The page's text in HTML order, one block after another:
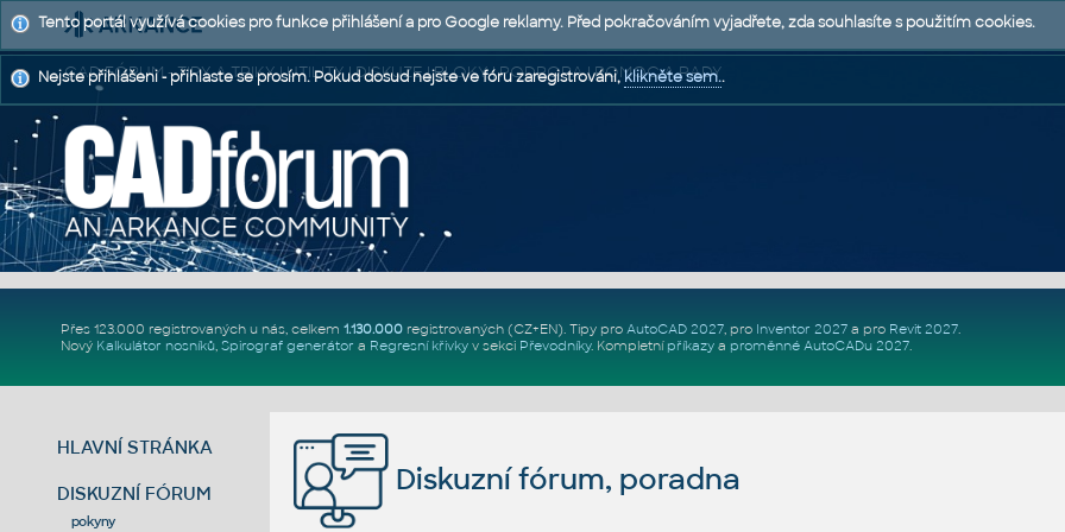
CAD FÓRUM - TIPY A TRIKY | UTILITY | DISKUZE | BLOKY | PODPORA | POMOC A RADY
Přes 123.000 registrovaných u nás, celkem 1.130.000registrovaných (CZ+EN). Tipy pro AutoCAD 2027, pro Inventor 2027a pro Revit 2027.
Nový Kalkulátor nosníků, Spirograf generátor a Regresní křivkyv sekci Převodníky. Kompletní příkazya proměnné AutoCADu 2027.
HLAVNÍ STRÁNKA
DISKUZNÍ FÓRUM
pokyny
Diskuzní fórum, poradna
Tento portál využívá cookies pro funkce přihlášení a pro Google reklamy. Před pokračováním vyjadřete, zda souhlasíte s použitím cookies.
Nejste přihlášeni - přihlaste se prosím. Pokud dosud nejste ve fóru zaregistrováni,klikněte sem..